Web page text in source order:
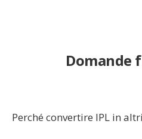
Domande
Perché convertire IPL in